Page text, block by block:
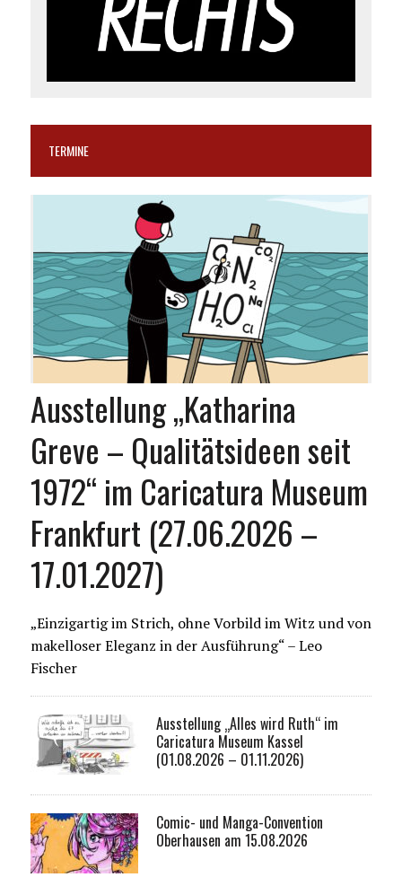
TERMINE
Ausstellung „Katharina
Greve – Qualitätsideen seit
1972“ im Caricatura Museum
Frankfurt (27.06.2026 –
17.01.2027)
„Einzigartig im Strich, ohne Vorbild im Witz und von
makelloser Eleganz in der Ausführung“ – Leo
Fischer
Ausstellung „Alles wird Ruth“ im
Caricatura Museum Kassel
(01.08.2026 – 01.11.2026)
Comic- und Manga-Convention
Oberhausen am 15.08.2026